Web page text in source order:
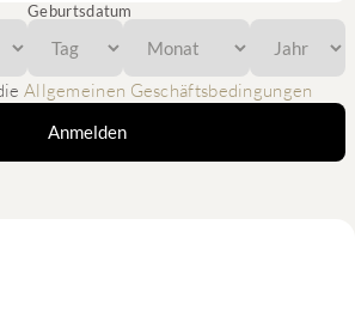
Geburtsdatum
Allgemeinen Geschäftsbedingungen
Anmelden